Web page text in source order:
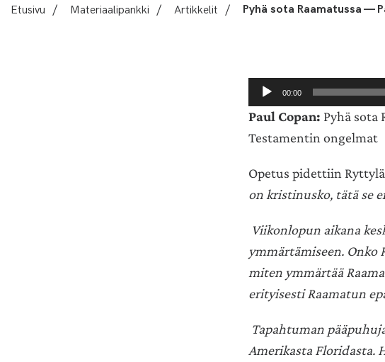
Etusivu / Materiaalipankki / Artikkelit / Pyhä sota Raamatussa —
Äänitoistin00:00
Paul Copan: Pyhä sota
Testamentin ongelmat
Opetus pidettiin
on kristinusko, tätä se
Viikonlopun aikana
ymmärtämiseen. Onko
miten ymmärtää
erityisesti Raamatun
Tapahtuman
Amerikasta Floridasta.